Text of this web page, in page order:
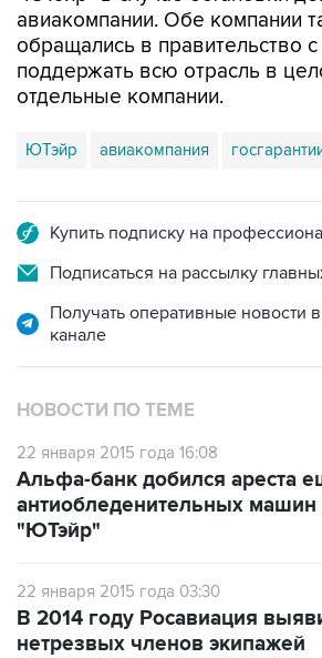
авиакомпании. Обе компании
обращались в правительство
поддержать всю отрасль в
отдельные компании.
ЮТэйр авиакомпания
Купить подписку на
Подписаться на рассылку
Получать оперативные новости
канале
НОВОСТИ ПО ТЕМЕ
22 января 2015 года 16:08
Альфа-банк добился ареста
антиобледенительных машин
"ЮТэйр"
22 января 2015 года 03:30
В 2014 году Росавиация
нетрезвых членов экипажей